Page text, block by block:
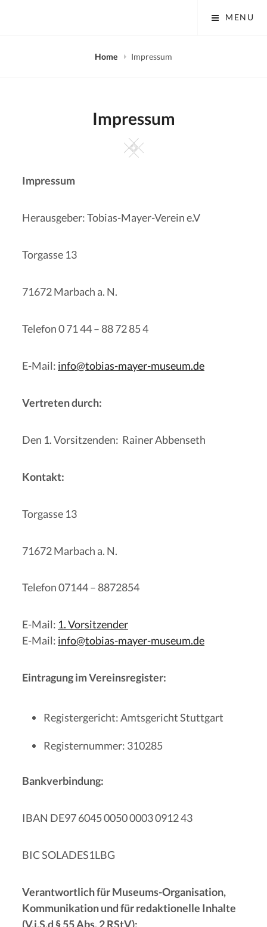
MENU
Home Impressum
Impressum
Square
Impressum
Herausgeber: Tobias-Mayer-Verein e.V
Torgasse 13
71672 Marbach a. N.
Telefon 0 71 44 – 88 72 85 4
E-Mail: info@tobias-mayer-museum.de
Vertreten durch:
Den 1. Vorsitzenden: Rainer Abbenseth
Kontakt:
Torgasse 13
71672 Marbach a. N.
Telefon 07144 – 8872854
E-Mail: 1. Vorsitzender
E-Mail: info@tobias-mayer-museum.de
Eintragung im Vereinsregister:
Registergericht: Amtsgericht Stuttgart
Registernummer: 310285
Bankverbindung:
IBAN DE97 6045 0050 0003 0912 43
BIC SOLADES1LBG
Verantwortlich für Museums-Organisation,
Kommunikation undfür redaktionelle Inhalte
(V.i.S.d § 55 Abs. 2 RStV):